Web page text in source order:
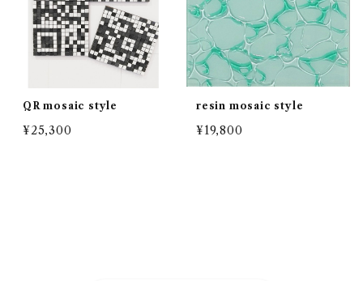
QR mosaic style
¥25,300
resin mosaic style
¥19,800